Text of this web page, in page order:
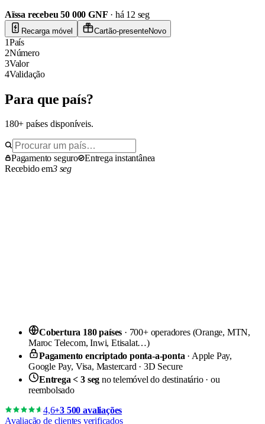
Aïssa recebeu 50 000 GNF · há 12 seg
Recarga móvel Cartão-presenteNovo
1País
2Número
3Valor
4Validação
Para que país?
180+ países disponíveis.
Pagamento seguro
Entrega instantânea
Recebido em3 seg
Cobertura 180 países · 700+ operadores (Orange, MTN,
Maroc Telecom, Inwi, Etisalat…)
Pagamento encriptado ponta-a-ponta · Apple Pay,
Google Pay, Visa, Mastercard · 3D Secure
Entrega < 3 seg no telemóvel do destinatário · ou
reembolsado
4,6+3 500 avaliações
Avaliação de clientes verificados